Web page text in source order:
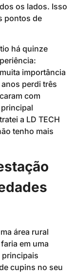
os lados. Isso
pontos de
há quinze
importância
perdi três
com
a LD TECH
tenho mais
área rural
em uma
principais
cupins no seu